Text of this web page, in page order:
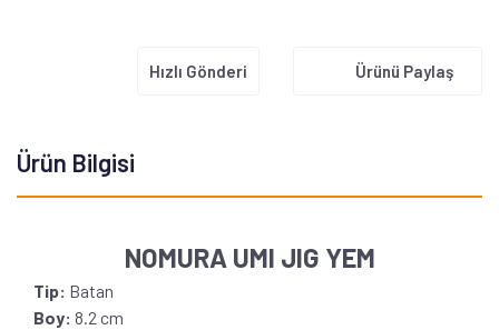
Hızlı Gönderi Ürünü Paylaş
Ürün Bilgisi
NOMURA UMI JIG YEM
Tip: Batan
Boy: 8.2 cm